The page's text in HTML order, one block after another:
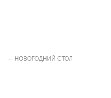
← НОВОГОДНИЙ СТОЛ